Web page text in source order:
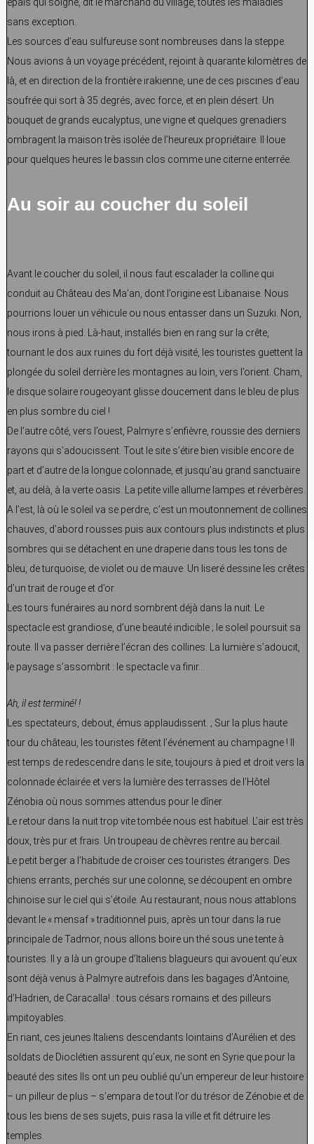
sans exception.
Les sources d’eau sulfureuse sont nombreuses dans la steppe.
Nous avions à un voyage précédent, rejoint à quarante kilomètres de
là, et en direction de la frontière irakienne, une de ces piscines d’eau
soufrée qui sort à 35 degrés, avec force, et en plein désert. Un
bouquet de grands eucalyptus, une vigne et quelques grenadiers
ombragent la maison très isolée de l’heureux propriétaire. Il loue
pour quelques heures le bassin clos comme une citerne enterrée.
Au soir au coucher du soleil
Avant le coucher du soleil, il nous faut escalader la colline qui
conduit au Château des Ma’an, dont l’origine est Libanaise. Nous
pourrions louer un véhicule ou nous entasser dans un Suzuki. Non,
nous irons à pied. Là-haut, installés bien en rang sur la crête,
tournant le dos aux ruines du fort déjà visité, les touristes guettent la
plongée du soleil derrière les montagnes au loin, vers l’orient. Cham,
le disque solaire rougeoyant glisse doucement dans le bleu de plus
en plus sombre du ciel !
De l’autre côté, vers l’ouest, Palmyre s’enfièvre, roussie des derniers
rayons qui s’adoucissent. Tout le site s’étire bien visible encore de
part et d’autre de la longue colonnade, et jusqu’au grand sanctuaire
et, au delà, à la verte oasis. La petite ville allume lampes et réverbères.
A l’est, là où le soleil va se perdre, c’est un moutonnement de collines
chauves, d’abord rousses puis aux contours plus indistincts et plus
sombres qui se détachent en une draperie dans tous les tons de
bleu, de turquoise, de violet ou de mauve. Un liseré dessine les crêtes
d’un trait de rouge et d’or.
Les tours funéraires au nord sombrent déjà dans la nuit. Le
spectacle est grandiose, d’une beauté indicible ; le soleil poursuit sa
route. Il va passer derrière l’écran des collines. La lumière s’adoucit,
le paysage s’assombrit : le spectacle va finir…
Ah, il est terminé! !
Les spectateurs, debout, émus applaudissent. ; Sur la plus haute
tour du château, les touristes fêtent l’événement au champagne ! Il
est temps de redescendre dans le site, toujours à pied et droit vers la
colonnade éclairée et vers la lumière des terrasses de l’Hôtel
Zénobia où nous sommes attendus pour le dîner.
Le retour dans la nuit trop vite tombée nous est habituel. L’air est très
doux, très pur et frais. Un troupeau de chèvres rentre au bercail.
Le petit berger a l’habitude de croiser ces touristes étrangers. Des
chiens errants, perchés sur une colonne, se découpent en ombre
chinoise sur le ciel qui s’étoile. Au restaurant, nous nous attablons
devant le « mensaf » traditionnel puis, après un tour dans la rue
principale de Tadmor, nous allons boire un thé sous une tente à
touristes. Il y a là un groupe d’Italiens blagueurs qui avouent qu’eux
sont déjà venus à Palmyre autrefois dans les bagages d’Antoine,
d’Hadrien, de Caracalla! : tous césars romains et des pilleurs
impitoyables.
En riant, ces jeunes Italiens descendants lointains d’Aurélien et des
soldats de Dioclétien assurent qu’eux, ne sont en Syrie que pour la
beauté des sites Ils ont un peu oublié qu’un empereur de leur histoire
– un pilleur de plus – s’empara de tout l’or du trésor de Zénobie et de
tous les biens de ses sujets, puis rasa la ville et fit détruire les
temples.